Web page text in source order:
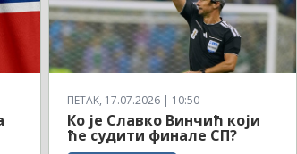
ПЕТАК, 17.07.2026 | 10:50
Ко је Славко Винчић који
ће судити финале СП?